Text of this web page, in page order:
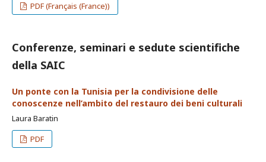
PDF (Français (France))
Conferenze, seminari e sedute scientifiche
della SAIC
Un ponte con la Tunisia per la condivisione delle
conoscenze nell’ambito del restauro dei beni culturali
Laura Baratin
PDF